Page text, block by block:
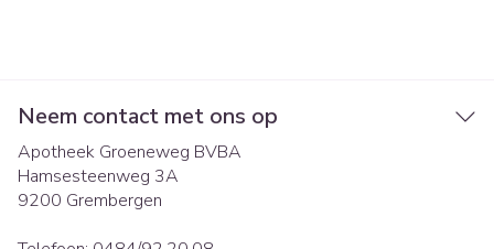
Neem contact met ons op
Apotheek Groeneweg BVBA
Hamsesteenweg 3A
9200 Grembergen